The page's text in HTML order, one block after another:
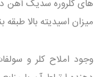
های کلروره سدیک آهن
میزان اسیدیته بالا
وجود املاح کلر و